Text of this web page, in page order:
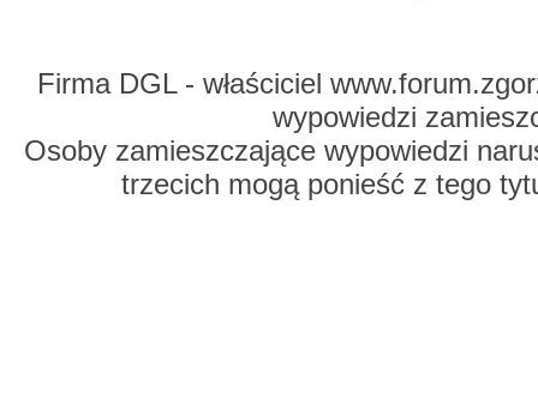
Firma DGL - właściciel
wypowiedzi
Osoby zamieszczające wypowiedzi
trzecich mogą ponieść z tego